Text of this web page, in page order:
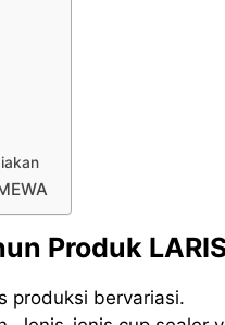
Produk
produksi bervariasi.